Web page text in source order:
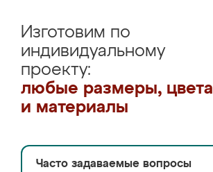
Изготовим по
индивидуальному
проекту:
любые размеры, цвета
и материалы
Часто задаваемые вопросы